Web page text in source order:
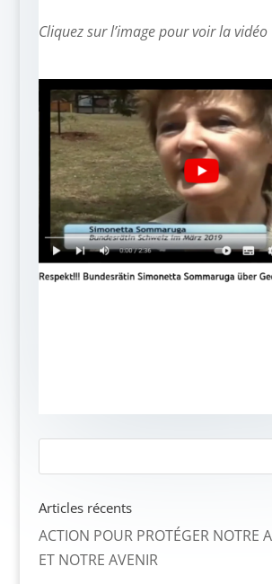
Cliquez sur l’image pour voir la vidéo
Articles récents
ACTION POUR PROTÉGER NOTRE
ET NOTRE AVENIR